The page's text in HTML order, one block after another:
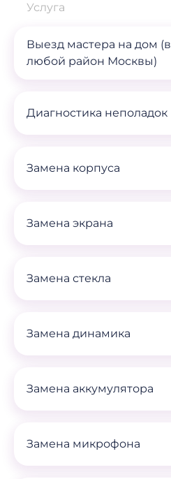
Услуга
Выезд мастера на дом (в
любой район Москвы)
Диагностика неполадок
Замена корпуса
Замена экрана
Замена стекла
Замена динамика
Замена аккумулятора
Замена микрофона